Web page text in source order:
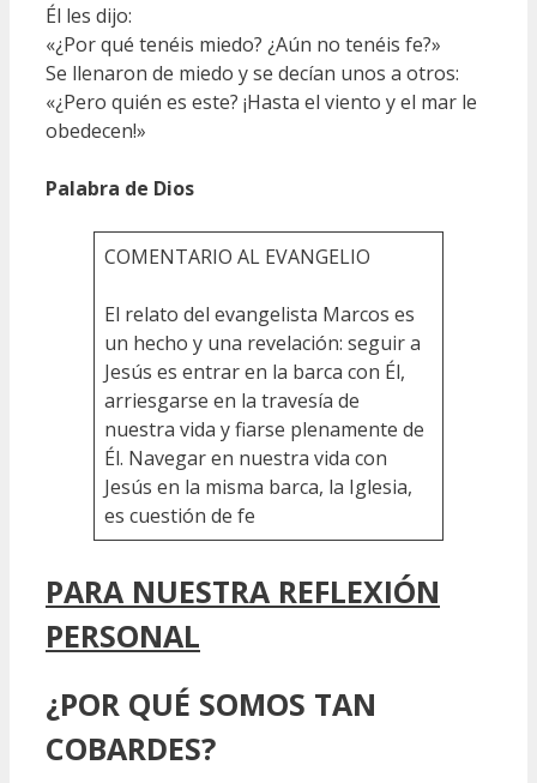
Él les dijo:
«¿Por qué tenéis miedo? ¿Aún no tenéis fe?»
Se llenaron de miedo y se decían unos a otros:
«¿Pero quién es este? ¡Hasta el viento y el mar le
obedecen!»
Palabra de Dios
COMENTARIO AL EVANGELIO
El relato del evangelista Marcos es
un hecho y una revelación: seguir a
Jesús es entrar en la barca con Él,
arriesgarse en la travesía de
nuestra vida y fiarse plenamente de
Él. Navegar en nuestra vida con
Jesús en la misma barca, la Iglesia,
es cuestión de fe
PARA NUESTRA REFLEXIÓN
PERSONAL
¿POR QUÉ SOMOS TAN
COBARDES?